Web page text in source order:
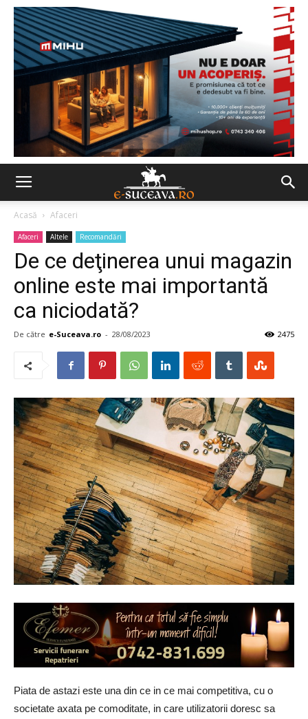
Acasă Afaceri
Afaceri Altele Recomandări
De ce deţinerea unui magazin
online este mai importantă
ca niciodată?
De către e-Suceava.ro - 28/08/2023 2475
Piata de astazi este una din ce in ce mai competitiva, cu o
societate axata pe comoditate, in care utilizatorii doresc sa